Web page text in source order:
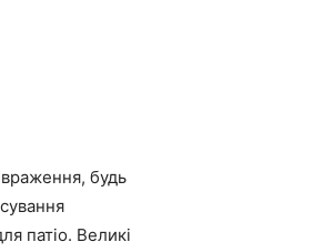
будь
патіо. Великі